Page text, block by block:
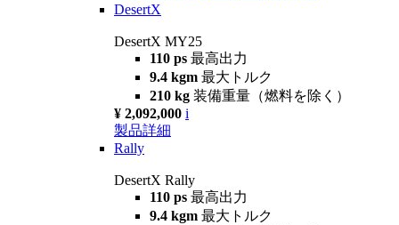
DesertX
DesertX MY25
110 ps 最高出力
9.4 kgm 最大トルク
210 kg 装備重量（燃料を除く）
¥ 2,092,000 i
製品詳細
Rally
DesertX Rally
110 ps 最高出力
9.4 kgm 最大トルク